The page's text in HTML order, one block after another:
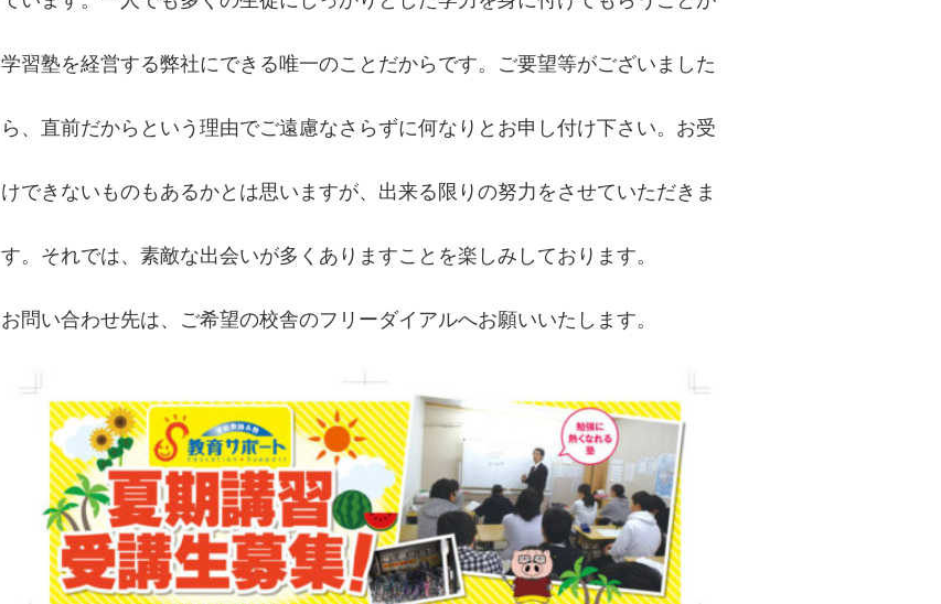
学習塾を経営する弊社にできる唯一のことだからです。ご要望等がございました
ら、直前だからという理由でご遠慮なさらずに何なりとお申し付け下さい。お受
けできないものもあるかとは思いますが、出来る限りの努力をさせていただきま
す。それでは、素敵な出会いが多くありますことを楽しみしております。
お問い合わせ先は、ご希望の校舎のフリーダイアルへお願いいたします。